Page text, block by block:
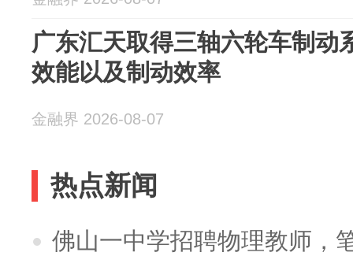
广东汇天取得三轴六轮车制动
效能以及制动效率
金融界 2026-08-07
热点新闻
佛山一中学招聘物理教师，